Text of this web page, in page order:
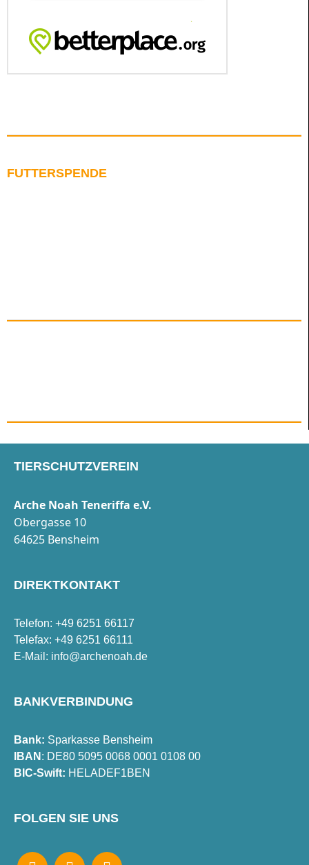
FUTTERSPENDE
TIERSCHUTZVEREIN
Arche Noah Teneriffa e.V.
Obergasse 10
64625 Bensheim
DIREKTKONTAKT
Telefon: +49 6251 66117
Telefax: +49 6251 66111
E-Mail: info@archenoah.de
BANKVERBINDUNG
Bank: Sparkasse Bensheim
IBAN : DE80 5095 0068 0001 0108 00
BIC-Swift: HELADEF1BEN
FOLGEN SIE UNS